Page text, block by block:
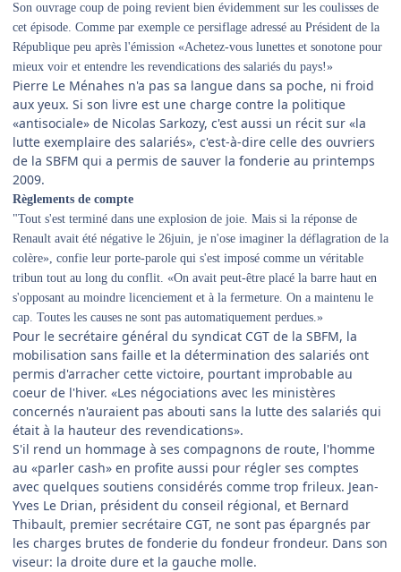
Son ouvrage coup de poing revient bien évidemment sur les coulisses de
cet épisode. Comme par exemple ce persiflage adressé au Président de la
République peu après l'émission «Achetez-vous lunettes et sonotone pour
mieux voir et entendre les revendications des salariés du pays!»
Pierre Le Ménahes n'a pas sa langue dans sa poche, ni froid
aux yeux. Si son livre est une charge contre la politique
«antisociale» de Nicolas Sarkozy, c'est aussi un récit sur «la
lutte exemplaire des salariés», c'est-à-dire celle des ouvriers
de la SBFM qui a permis de sauver la fonderie au printemps
2009.
Règlements de compte
"Tout s'est terminé dans une explosion de joie. Mais si la réponse de
Renault avait été négative le 26juin, je n'ose imaginer la déflagration de la
colère», confie leur porte-parole qui s'est imposé comme un véritable
tribun tout au long du conflit. «On avait peut-être placé la barre haut en
s'opposant au moindre licenciement et à la fermeture. On a maintenu le
cap. Toutes les causes ne sont pas automatiquement perdues.»
Pour le secrétaire général du syndicat CGT de la SBFM, la
mobilisation sans faille et la détermination des salariés ont
permis d'arracher cette victoire, pourtant improbable au
coeur de l'hiver. «Les négociations avec les ministères
concernés n'auraient pas abouti sans la lutte des salariés qui
était à la hauteur des revendications».
S'il rend un hommage à ses compagnons de route, l'homme
au «parler cash» en profite aussi pour régler ses comptes
avec quelques soutiens considérés comme trop frileux. Jean-
Yves Le Drian, président du conseil régional, et Bernard
Thibault, premier secrétaire CGT, ne sont pas épargnés par
les charges brutes de fonderie du fondeur frondeur. Dans son
viseur: la droite dure et la gauche molle.